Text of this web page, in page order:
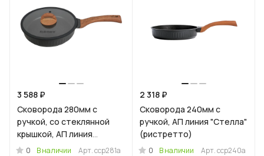
3 588 ₽
Сковорода 280мм с
ручкой, со стеклянной
крышкой, АП линия
"Стелла" (ристретто)
0 В наличии Арт.сср281а
2 318 ₽
Сковорода 240мм с
ручкой, АП линия "Стелла"
(ристретто)
0 В наличии Арт.сср240а